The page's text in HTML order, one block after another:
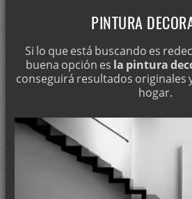
Pintura en Cájar
Pintura en Calicasas
Pintura en Campotéjar
Pintura en Cáñar
Pintura en Capileira
Pintura en Carataunas
Pintura en Carramaiza
PINTURA
Si lo que está buscando es
buena opción es la pintura
conseguirá resultados originales
hogar.